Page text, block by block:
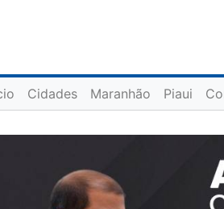
Cidades Maranhão Piaui